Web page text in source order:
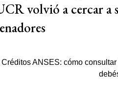
volvió a cercar a